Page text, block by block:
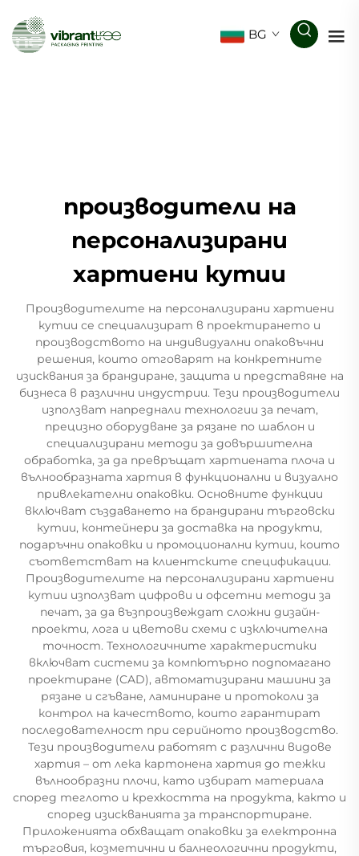
BG
производители на
персонализирани
хартиени кутии
Производителите на персонализирани хартиени
кутии се специализират в проектирането и
производството на индивидуални опаковъчни
решения, които отговарят на конкретните
изисквания за брандиране, защита и представяне на
бизнеса в различни индустрии. Тези производители
използват напреднали технологии за печат,
прецизно оборудване за рязане по шаблон и
специализирани методи за довършителна
обработка, за да превръщат хартиената плоча и
вълнообразната хартия в функционални и визуално
привлекателни опаковки. Основните функции
включват създаването на брандирани търговски
кутии, контейнери за доставка на продукти,
подаръчни опаковки и промоционални кутии, които
съответстват на клиентските спецификации.
Производителите на персонализирани хартиени
кутии използват цифрови и офсетни методи за
печат, за да възпроизвеждат сложни дизайн-
проекти, лога и цветови схеми с изключителна
точност. Технологичните характеристики
включват системи за компютърно подпомагано
проектиране (CAD), автоматизирани машини за
рязане и сгъване, ламиниране и протоколи за
контрол на качеството, които гарантират
последователност при серийното производство.
Тези производители работят с различни видове
хартия – от лека картонена хартия до тежки
вълнообразни плочи, като избират материала
според теглото и крехкостта на продукта, както и
според изискванията за транспортиране.
Приложенията обхващат опаковки за електронна
търговия, козметични и балнеологични продукти,